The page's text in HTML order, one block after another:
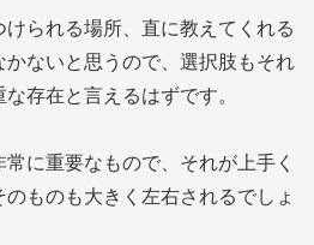
られる場所、直に教えてくれる
ないと思うので、選択肢もそれ
存在と言えるはずです。
に重要なもので、それが上手く
ものも大きく左右されるでしょ